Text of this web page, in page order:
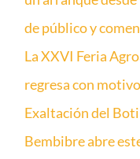
de público y
La XXVI Feria
regresa con
Exaltación del
Bembibre abre